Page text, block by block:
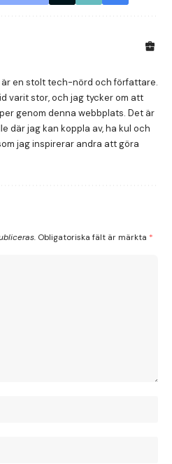
är en stolt tech-nörd och författare.
varit stor, och jag tycker om att
genom denna webbplats. Det är
där jag kan koppla av, ha kul och
jag inspirerar andra att göra
Obligatoriska fält är märkta *